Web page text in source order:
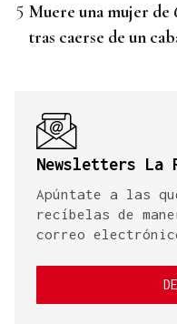
Muere una mujer de
tras caerse de un
Newsletters La
Apúntate a las
recíbelas de
correo